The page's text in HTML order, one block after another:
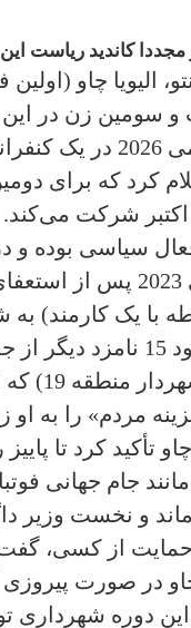
مجددا کاندید ریاست
الیویا چاو (اولین
و سومین زن در
دوشنبه 25 می 2026
کرد که برای
انتخابات 26 اکتبر شرکت
1985 فعال سیاسی بوده
میان‌دوره‌ای 2023 پس
با یک کارمند)
رسید، با وجود 15 نامزد
برادفورد
مردم» را به او
تأکید کرد تا
و نخست وزیر
حمایت از کسی،
در صورت
دوره شهرداری